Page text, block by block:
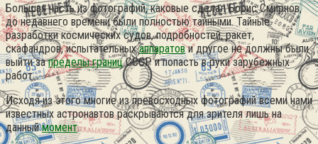
Большая часть из фотографий, каковые сделал Борис Смирнов,
до недавнего времени были полностью тайными. Тайные
разработки космических судов, подробностей, ракет,
скафандров, испытательныхаппаратови другое не должны были
выйти запределы границСССР и попасть в руки зарубежных
работ.
Исходя из этого многие из превосходных фотографий всеми нами
известных астронавтов раскрываются для зрителя лишь на
данныймомент.